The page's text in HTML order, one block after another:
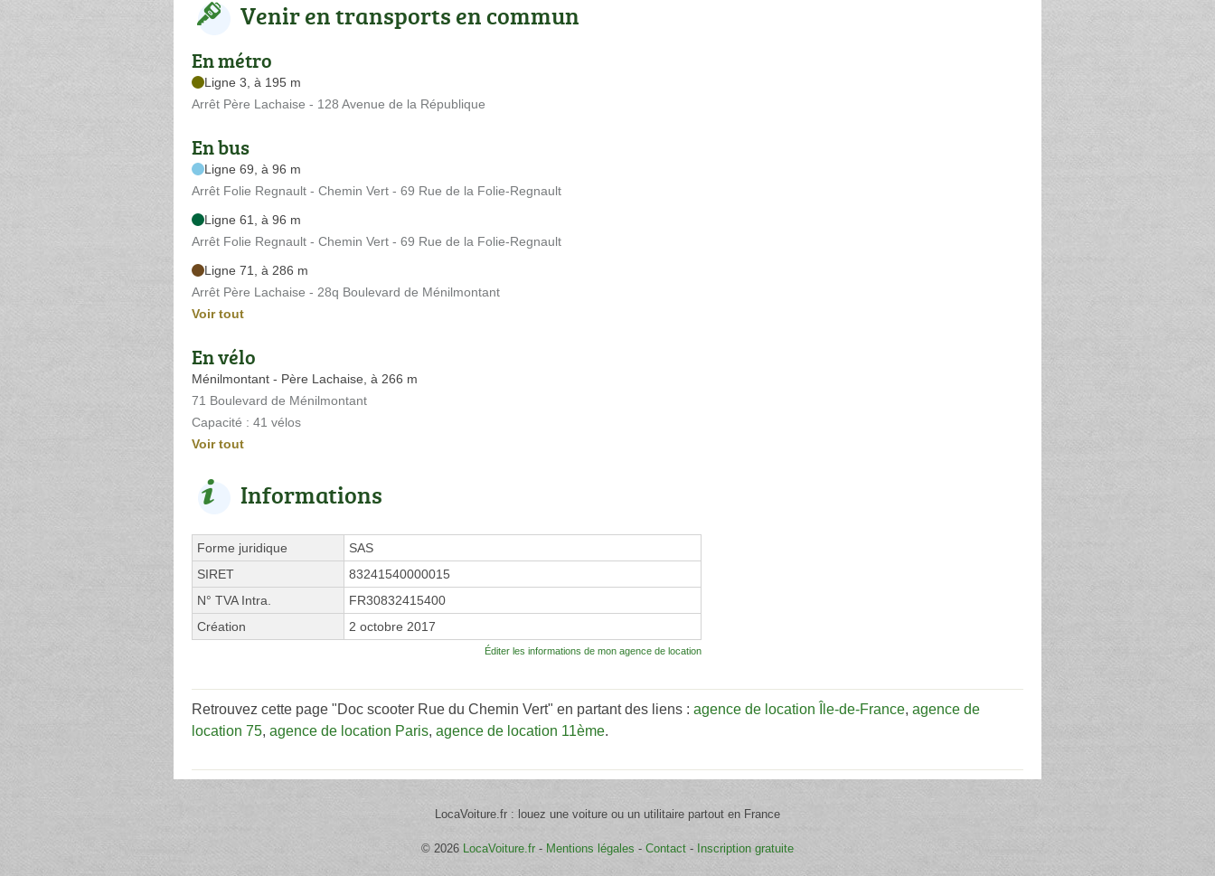
Venir en transports en commun
En métro
Ligne 3, à 195 m
Arrêt Père Lachaise - 128 Avenue de la République
En bus
Ligne 69, à 96 m
Arrêt Folie Regnault - Chemin Vert - 69 Rue de la Folie-Regnault
Ligne 61, à 96 m
Arrêt Folie Regnault - Chemin Vert - 69 Rue de la Folie-Regnault
Ligne 71, à 286 m
Arrêt Père Lachaise - 28q Boulevard de Ménilmontant
Voir tout
En vélo
Ménilmontant - Père Lachaise, à 266 m
71 Boulevard de Ménilmontant
Capacité : 41 vélos
Voir tout
Informations
Forme juridique
SAS
SIRET
83241540000015
N° TVA Intra.
FR30832415400
Création
2 octobre 2017
Éditer les informations de mon agence de location
Retrouvez cette page "Doc scooter Rue du Chemin Vert" en partant des liens : agence de location Île-de-France, agence de
location 75, agence de location Paris, agence de location 11ème.
LocaVoiture.fr : louez une voiture ou un utilitaire partout en France
© 2026 LocaVoiture.fr - Mentions légales - Contact - Inscription gratuite